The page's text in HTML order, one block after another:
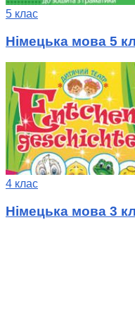
5 клас
Німецька мова 5
4 клас
Німецька мова 3